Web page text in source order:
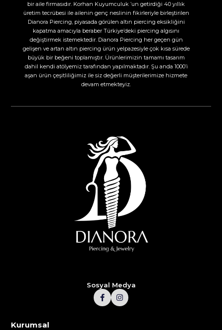
bir aile firmasıdır. Korhan Kuyumculuk ’un getirdiği 40 yıllık
üretim tecrübesi ile ailenin genç neslinin fikirleriyle birleştirilen
Dianora Piercing, piyasada görülen altın piercing eksikliğini
kapatma amacıyla beraber Türkiye’deki piercing algısını
değiştirmek istemektedir. Dianora Piercing her geçen gün
gelişen ve artan altın piercing ürün yelpazesiyle çok kısa sürede
büyük bir beğeni toplamıştır. Ürünlerimizin tamamı tasarım
dahil kendi atölyemiz tarafından yapılmaktadır. Şu anda 1000’i
aşan ürün çeşitliliğimiz ile siz değerli müşterilerimize hizmete
devam etmekteyiz.​
Sosyal Medya
Kurumsal